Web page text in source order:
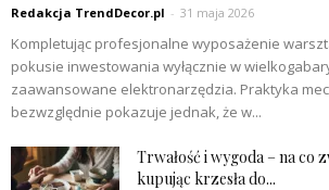
Redakcja TrendDecor.pl - 31 maja 2026
Kompletując profesjonalne wyposażenie
pokusie inwestowania wyłącznie w
zaawansowane elektronarzędzia. Praktyka
bezwzględnie pokazuje jednak, że w...
Trwałość i wygoda – na co
kupując krzesła do...